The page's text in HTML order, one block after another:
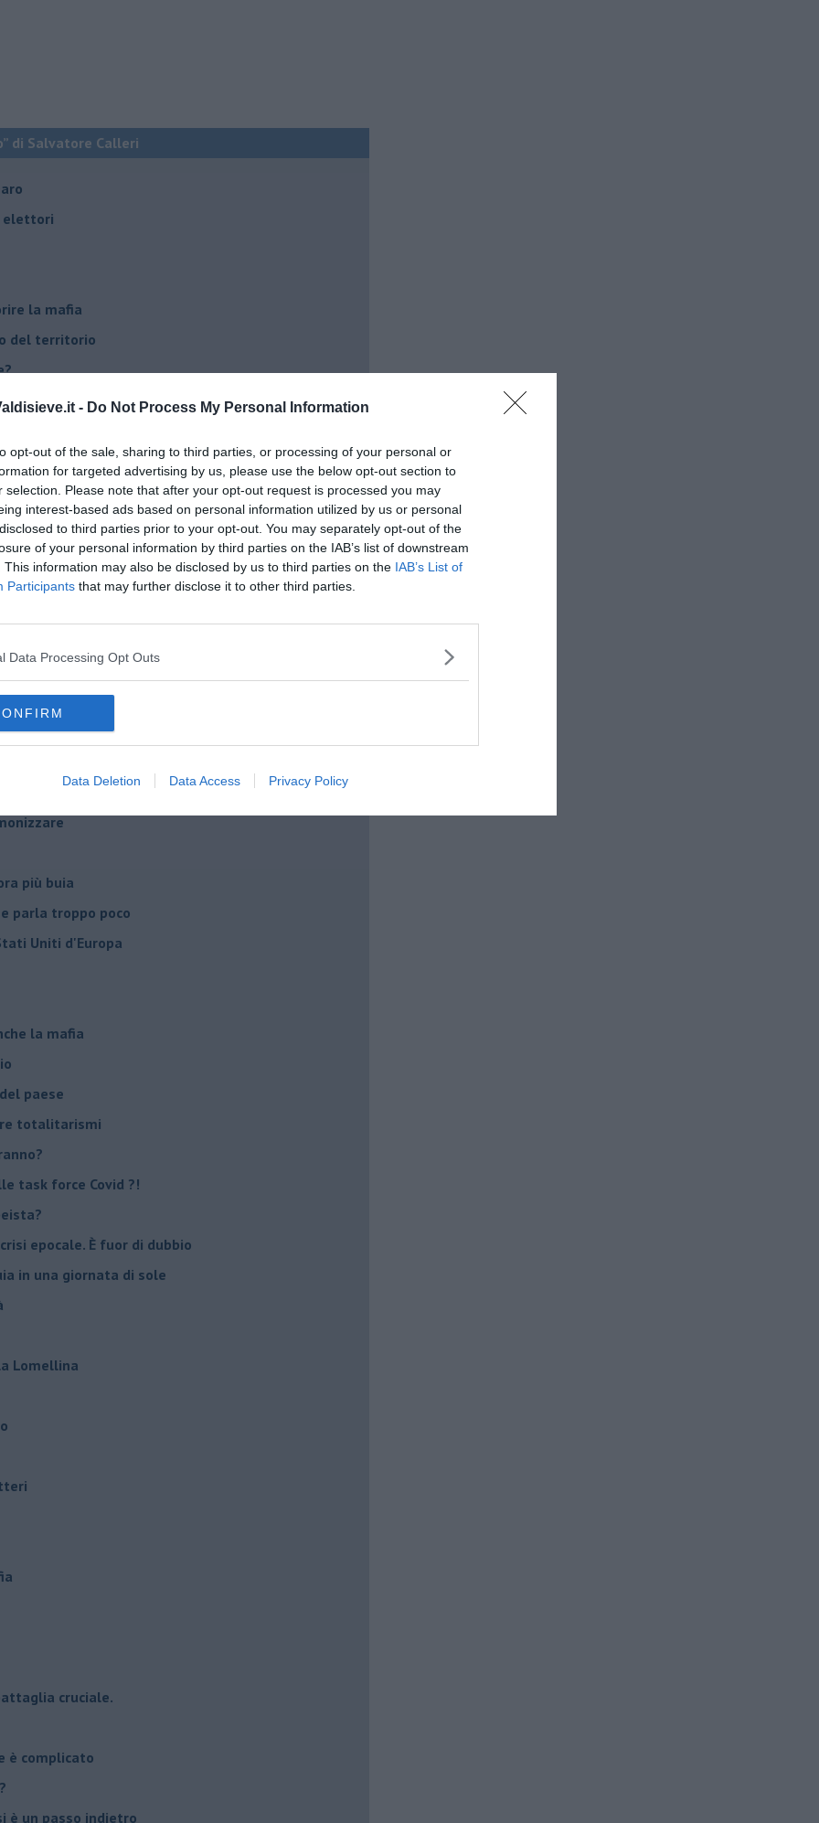
- Do Not Process My Personal Information
opt-out of the sale, sharing to third parties, or processing of your personal or
for targeted advertising by us, please use the below opt-out section to
selection. Please note that after your opt-out request is processed you may
interest-based ads based on personal information utilized by us or personal
to third parties prior to your opt-out. You may separately opt-out of the
of your personal information by third parties on the IAB’s list of downstream
This information may also be disclosed by us to third parties on the IAB’s List of
Participants that may further disclose it to other third parties.
Data Processing Opt Outs
Data Deletion Data Access Privacy Policy
di Salvatore Calleri
elettori
la mafia
del territorio
Alert
viene al pettine
USA, Russia e Cina
postpandemia
1966
covid
più buia
parla troppo poco
Uniti d'Europa
la mafia
paese
totalitarismi
task force Covid ?!
epocale. È fuor di dubbio
in una giornata di sole
Lomellina
cruciale.
è complicato
è un passo indietro